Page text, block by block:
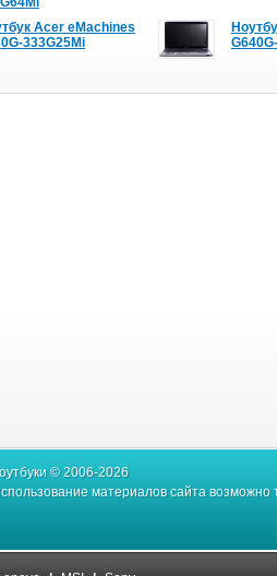
Acer eMachines
333G25Mi
© 2006-2026
материалов сайта